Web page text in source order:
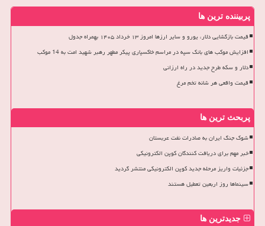
پربیننده ترین ها
قیمت بازگشایی دلار، یورو و سایر ارزها امروز ۱۳ خرداد ۱۴۰۵ بهمراه جدول
افزایش موکب های بانک سپه در مراسم خاکسپاری پیکر مطهر رهبر شهید امت به 14 موکب
دلار و سکه طرح جدید در راه ارزانی
قیمت واقعی هر شانه تخم مرغ
پربحث ترین ها
شوک جنگ ایران به صادرات نفت عربستان
خبر مهم برای دریافت کنندگان کوپن الکترونیکی
جزئیات واریز مرحله جدید کوپن الکترونیکی منتشر گردید
سینماها روز اربعین تعطیل هستند
جدیدترین ها